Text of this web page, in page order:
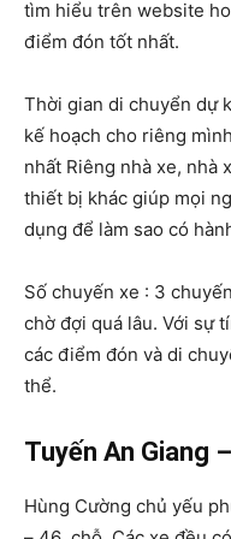
tìm hiểu trên website
điểm đón tốt nhất.
Thời gian di chuyển dự
kế hoạch cho riêng
nhất Riêng nhà xe, nhà
thiết bị khác giúp mọi
dụng để làm sao có
Số chuyến xe : 3
chờ đợi quá lâu. Với sự
các điểm đón và di
thể.
Tuyến An Giang
Hùng Cường chủ yếu